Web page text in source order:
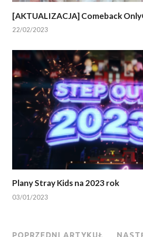
[AKTUALIZACJA] Comeback
22/02/2023
Plany Stray Kids na 2023 rok
03/01/2023
POPRZEDNI ARTYKUŁ